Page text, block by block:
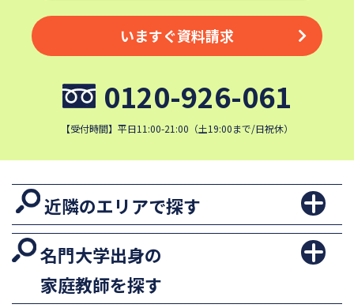
いますぐ資料請求
0120-926-061
【受付時間】平日11:00-21:00（土19:00まで/日祝休）
近隣のエリアで探す
名門大学出身の
家庭教師を探す